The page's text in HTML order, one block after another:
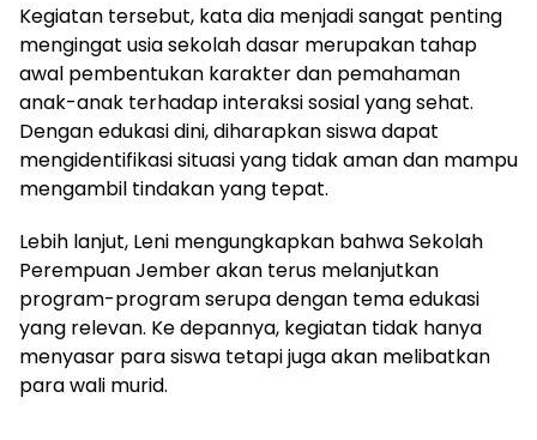
Kegiatan tersebut, kata dia menjadi sangat penting
mengingat usia sekolah dasar merupakan tahap
awal pembentukan karakter dan pemahaman
anak-anak terhadap interaksi sosial yang sehat.
Dengan edukasi dini, diharapkan siswa dapat
mengidentifikasi situasi yang tidak aman dan mampu
mengambil tindakan yang tepat.
Lebih lanjut, Leni mengungkapkan bahwa Sekolah
Perempuan Jember akan terus melanjutkan
program-program serupa dengan tema edukasi
yang relevan. Ke depannya, kegiatan tidak hanya
menyasar para siswa tetapi juga akan melibatkan
para wali murid.